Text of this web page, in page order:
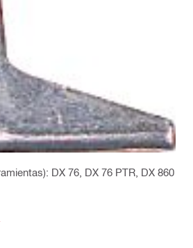
DX 76, DX 76 PTR, DX 860